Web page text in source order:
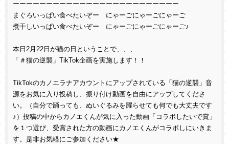
ーーーーーーーーーーーーーーーーーーーーーーーーー
まぐろいっぱい食べたいぞー にゃーごにゃーごにゃーご
煮干しいっぱい食べたいぞー にゃーごにゃーごにゃーご♪
本日2月22日が猫の日ということで、、、
「＃猫の逆襲」TikTok企画を実施します！！
TikTokのカノエラナアカウントにアップされている「猫の逆襲」音
源をお気に入り投稿し、振り付け動画を自由にアップしてくださ
い。（自分で踊っても、ぬいぐるみを躍らせても何でも大丈夫です
♪）投稿の中からカノエくんが気に入った動画「コラボしたいで賞」
を１つ選び、受賞された方の動画にカノエくんがコラボしにいきま
す。是非お気軽にご参加ください★